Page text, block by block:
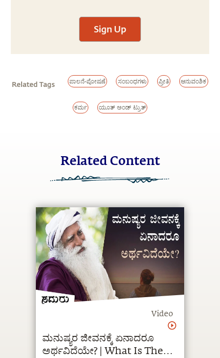
Sign Up
Related Tags ಪಾಲನೆ-ಪೋಷಣೆ ಸಂಬಂಧಗಳು ಪ್ರೀತಿ ಆನುವಂಶಿಕ
ಕರ್ಮ ಯೂತ್ ಅಂಡ್ ಟ್ರುತ್
Related Content
Video
ಮನುಷ್ಯರ ಜೀವನಕ್ಕೆ ಏನಾದರೂ
ಅರ್ಥವಿದೆಯೇ? | What Is The